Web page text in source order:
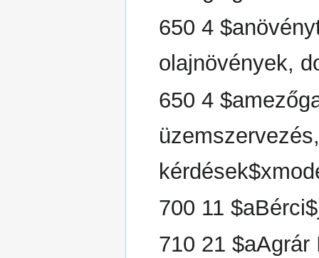
650 4
olajnövények,
650 4
700 11
710 21